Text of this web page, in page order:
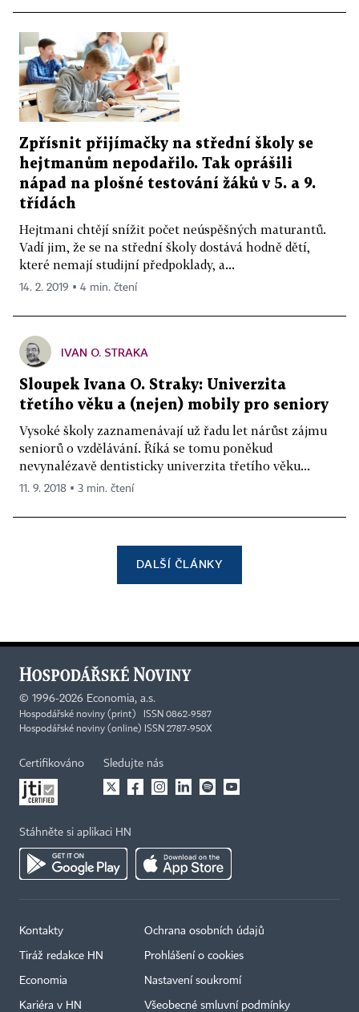
Zpřísnit přijímačky na střední školy se
hejtmanům nepodařilo. Tak oprášili
nápad na plošné testování žáků v 5. a 9.
třídách
Hejtmani chtějí snížit počet neúspěšných maturantů.
Vadí jim, že se na střední školy dostává hodně dětí,
které nemají studijní předpoklady, a...
14. 2. 2019 ▪ 4 min. čtení
IVAN O. STRAKA
Sloupek Ivana O. Straky: Univerzita
třetího věku a (nejen) mobily pro seniory
Vysoké školy zaznamenávají už řadu let nárůst zájmu
seniorů o vzdělávání. Říká se tomu poněkud
nevynalézavě dentisticky univerzita třetího věku...
11. 9. 2018 ▪ 3 min. čtení
DALŠÍ ČLÁNKY
© 1996-2026 Economia, a.s.
Hospodářské noviny (print) ISSN 0862-9587
Hospodářské noviny (online) ISSN 2787-950X
Certifikováno Sledujte nás
Stáhněte si aplikaci HN
Kontakty
Tiráž redakce HN
Economia
Kariéra v HN
Ochrana osobních údajů
Prohlášení o cookies
Nastavení soukromí
Všeobecné smluvní podmínky